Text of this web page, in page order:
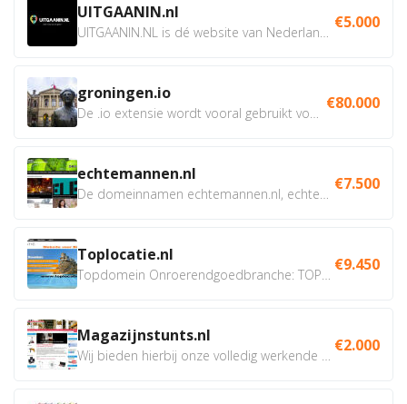
UITGAANIN.nl €5.000
groningen.io €80.000
echtemannen.nl €7.500
Toplocatie.nl €9.450
Magazijnstunts.nl €2.000